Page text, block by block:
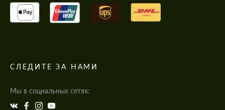
СЛЕДИТЕ ЗА НАМИ
Мы в социальных сетях: